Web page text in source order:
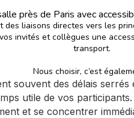
près de Paris avec
liaisons directes vers les
invités et collègues une
transport.
Nous choisir, c’est
souvent des délais
utile de vos
et se concentrer